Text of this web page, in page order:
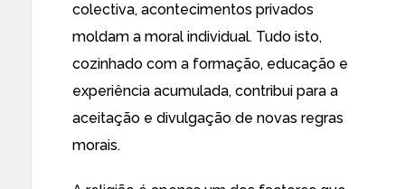
colectiva, acontecimentos privados
moldam a moral individual. Tudo isto,
cozinhado com a formação, educação e
experiência acumulada, contribui para a
aceitação e divulgação de novas regras
morais.